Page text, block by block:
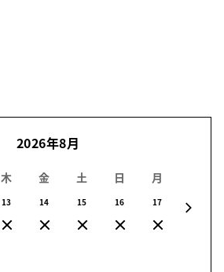
2026年8月
木
13
金
14
土
15
日
16
月
17